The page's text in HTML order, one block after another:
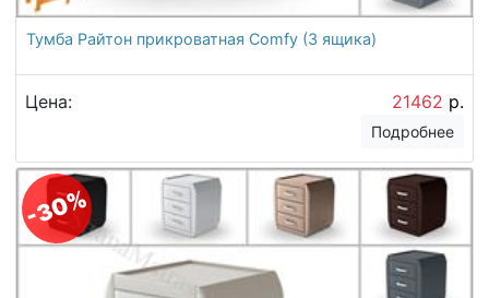
Тумба Райтон прикроватная Comfy (3 ящика)
Цена: 21462 р.
Подробнее
-30%